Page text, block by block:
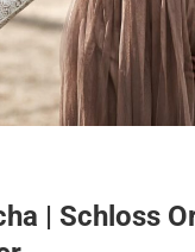
| Schloss